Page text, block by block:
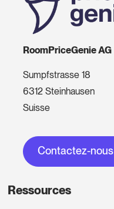
RoomPriceGenie AG
Sumpfstrasse 18
6312 Steinhausen
Suisse
Contactez-nous
Ressources